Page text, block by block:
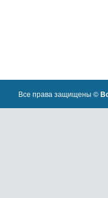
Все права защищены ©